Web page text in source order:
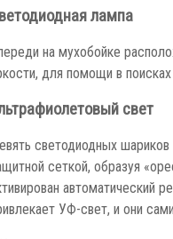
лампа
на мухобойке
для помощи в
свет
светодиодных шариков
сеткой, образуя
автоматический
УФ-свет, и они